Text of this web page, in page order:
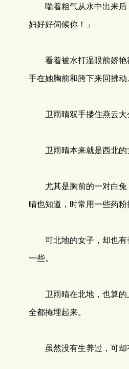
喘着粗气从水中出来后
妇好好伺候你！」
看着被水打湿眼前娇艳
手在她胸前和胯下来回拂动
卫雨晴双手搂住燕云大
卫雨晴本来就是西北的
尤其是胸前的一对白兔
晴也知道，时常用一些药
可北地的女子，却也有
一些。
卫雨晴在北地，也算的
全都掩埋起来。
虽然没有生养过，可却